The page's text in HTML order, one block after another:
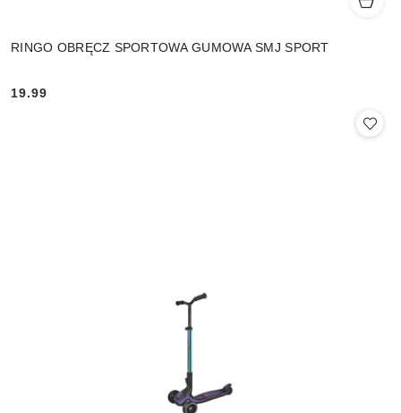
RINGO OBRĘCZ SPORTOWA GUMOWA SMJ SPORT
Cena:
19.99